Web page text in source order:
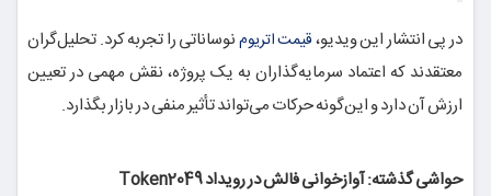
در پی انتشار این ویدیو،قیمت اتریومنوساناتی را تجربه کرد. تحلیل‌گران
معتقدند که اعتماد سرمایه‌گذاران به یک پروژه، نقش مهمی در تعیین
ارزش آن دارد و این‌گونه حرکات می‌تواند تأثیر منفی در بازار بگذارد.
حواشی گذشته: آوازخوانی فالش در رویداد Token2049